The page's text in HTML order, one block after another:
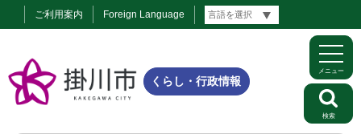
ご利用案内 Foreign Language
くらし・行政情報
メニュー
検索